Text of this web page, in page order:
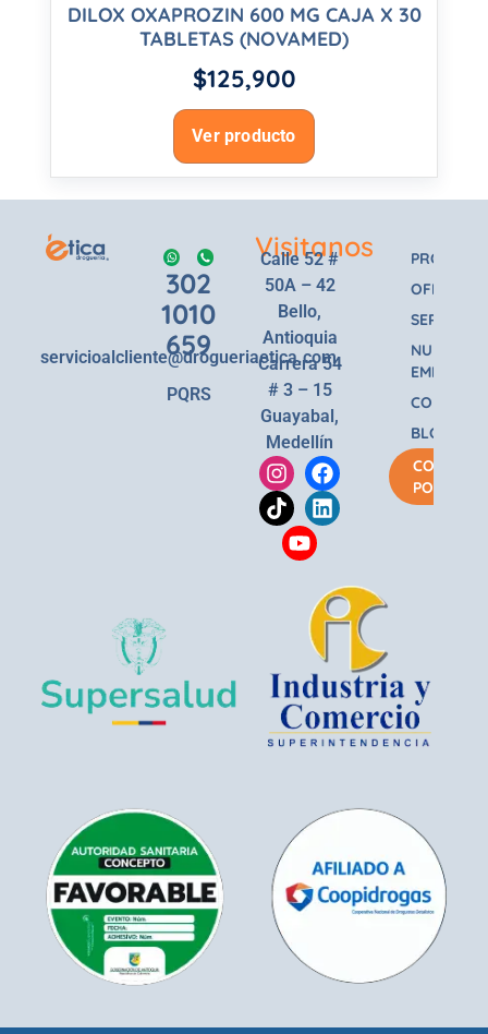
DILOX OXAPROZIN 600 MG CAJA X 30
TABLETAS (NOVAMED)
$125,900
Ver producto
302
1010
659
servicioalcliente@drogueriaetica.com
PQRS
Visitanos
Calle 52 #
50A – 42
Bello,
Antioquia
Carrera 54
# 3 – 15
Guayabal,
Medellín
OFERTAS
SERVICIOS
NUESTRA
EMPRESA
BLOG
COMPRA
POR